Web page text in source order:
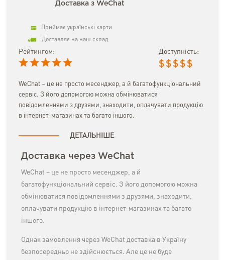
Доставка з WeChat
Приймає українські карти
Доставляє на наш склад
Рейтингом: Доступність:
$ $ $ $ $
WeChat – це не просто месенджер, а й багатофункціональний
сервіс. З його допомогою можна обмінюватися
повідомленнями з друзями, знаходити, оплачувати продукцію
в інтернет-магазинах та багато іншого.
ДЕТАЛЬНІШЕ
Доставка через WeChat
WeChat – це не просто месенджер, а й
багатофункціональний сервіс. З його допомогою можна
обмінюватися повідомленнями з друзями, знаходити,
оплачувати продукцію в інтернет-магазинах та багато
іншого.
Однак замовлення через WeChat доставка в Україну
безпосередньо не здійснюється. Але це не буде